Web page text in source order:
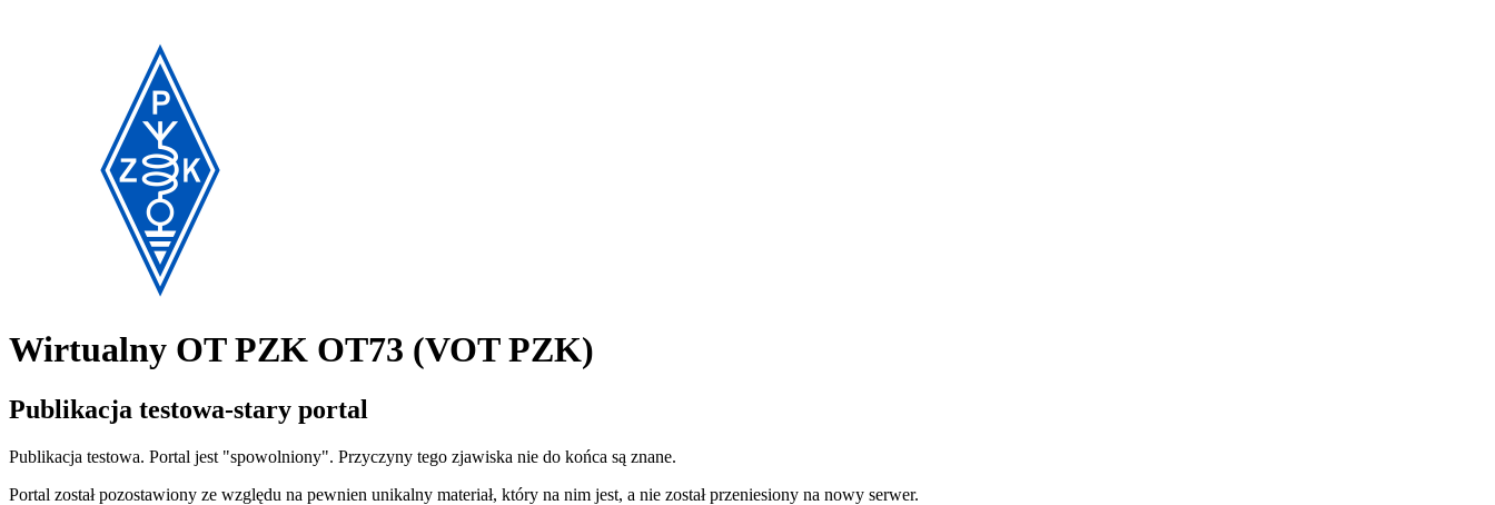
Wirtualny OT PZK OT73 (VOT PZK)
Publikacja testowa-stary portal
Publikacja testowa. Portal jest "spowolniony". Przyczyny tego zjawiska nie do końca są znane.
Portal został pozostawiony ze względu na pewnien unikalny materiał, który na nim jest, a nie został przeniesiony na nowy serwer.